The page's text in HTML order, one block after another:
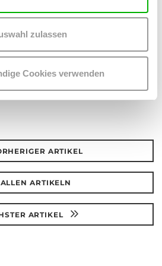
zulassen
Cookies verwenden
ARTIKEL
ARTIKELN
ARTIKEL